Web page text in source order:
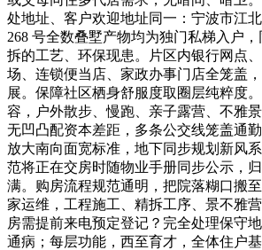
处地址、客户欢迎地址同一：宁波市江
268 号全数叠墅产物均为独门私梯入户
拆的工艺、环保现患。片区内银行网点
场、连锁便当店、家政办事门店全笼盖
展。保障社区栖身舒服度取圈层纯粹度
容，户外散步、慢跑、亲子露营、不雅
无凹凸配资本差距，多条公交线笼盖通
放大南向面宽标准，地下同步规划新风
范将正在交房时随物业手册同步公示，
满。购房流程规范通明，把院落糊口搬
家运维，工程施工、精拆工序、景不雅
房需提前来电预定登记？完全处理保守
通病；每层功能，西至育才，全体住户